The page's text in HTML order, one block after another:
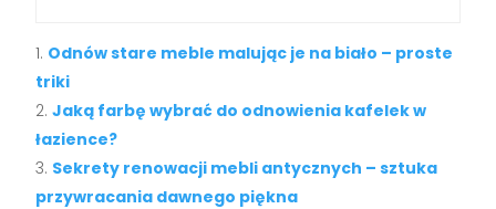
Odnów stare meble malując je na biało – proste
triki
Jaką farbę wybrać do odnowienia kafelek w
łazience?
Sekrety renowacji mebli antycznych – sztuka
przywracania dawnego piękna